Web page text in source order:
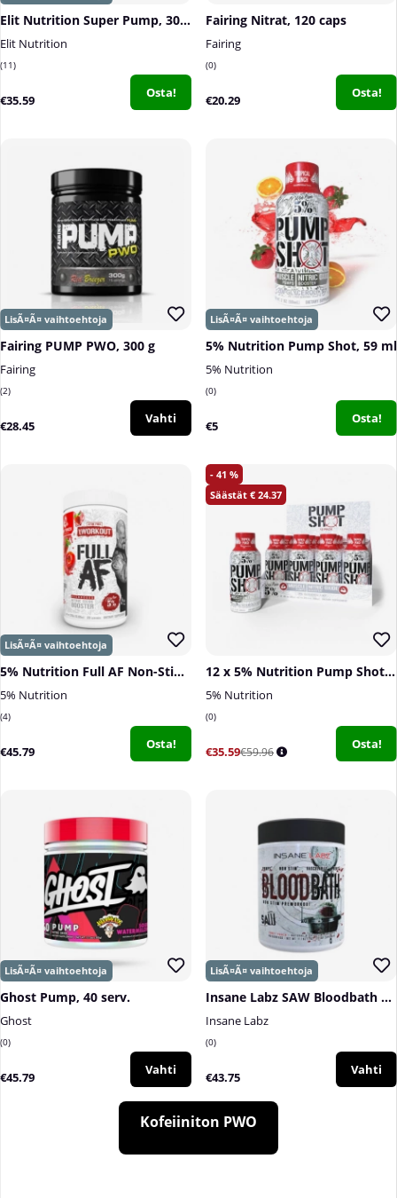
Elit Nutrition Super Pump, 300 g
Elit Nutrition
11
€35.59 Osta!
Fairing Nitrat, 120 caps
Fairing
0
€20.29 Osta!
Fairing PUMP PWO, 300 g
Fairing
2
€28.45 Vahti
5% Nutrition Pump Shot, 59 ml
5% Nutrition
0
€5 Osta!
5% Nutrition Full AF Non-Stim Pre-Workout, 370 g
5% Nutrition
4
€45.79 Osta!
41
24.37
12 x 5% Nutrition Pump Shot, 59 ml
5% Nutrition
0
€35.59€59.96
Osta!
Ghost Pump, 40 serv.
Ghost
0
€45.79 Vahti
Insane Labz SAW Bloodbath Pump PWO, 40 serv.
Insane Labz
0
€43.75 Vahti
Kofeiiniton PWO